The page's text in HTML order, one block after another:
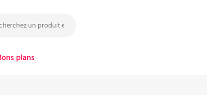
plans